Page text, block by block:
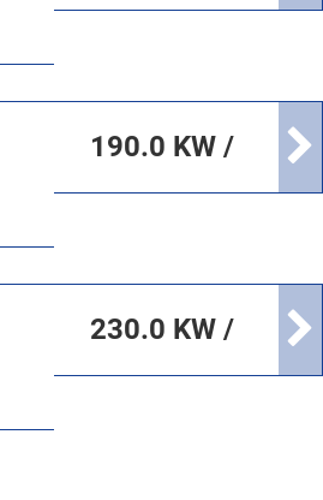
17000.0
190.0 KW /
17000.0
230.0 KW /
42000.0